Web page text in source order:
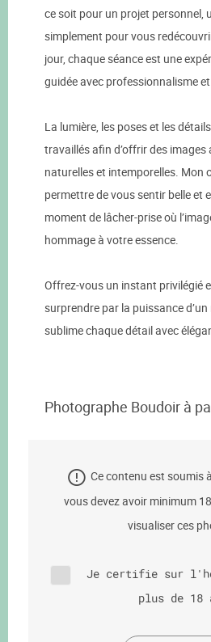
ce soit pour un projet personnel,
simplement pour vous
jour, chaque séance est une
guidée avec professionnalisme
La lumière, les poses et les
travaillés afin d’offrir des images
naturelles et intemporelles. Mon
permettre de vous sentir belle et
moment de lâcher-prise où
hommage à votre essence.
Offrez-vous un instant privilégié
surprendre par la puissance
sublime chaque détail avec
Photographe Boudoir à
Ce contenu est soumis
vous devez avoir minimum
visualiser ces
Je certifie sur
plus de 18